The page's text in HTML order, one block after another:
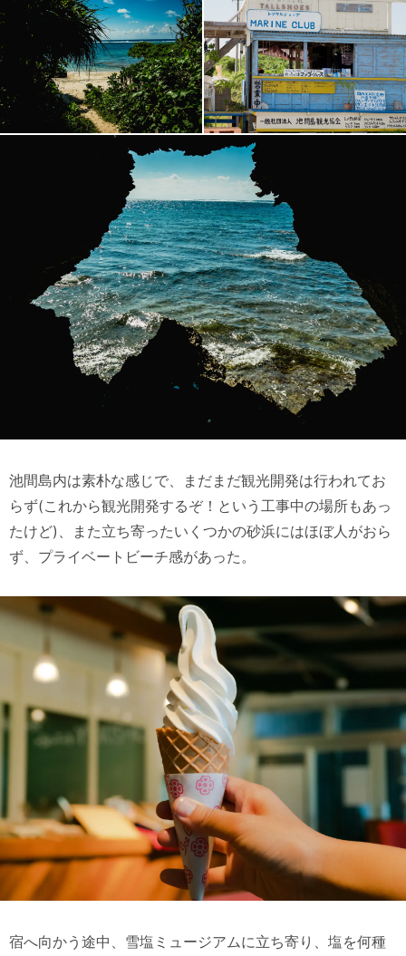
池間島内は素朴な感じで、まだまだ観光開発は行われてお
らず(これから観光開発するぞ！という工事中の場所もあっ
たけど)、また立ち寄ったいくつかの砂浜にはほぼ人がおら
ず、プライベートビーチ感があった。
宿へ向かう途中、雪塩ミュージアムに立ち寄り、塩を何種